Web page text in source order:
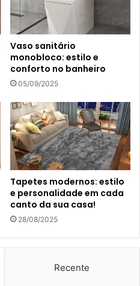
Vaso sanitário
monobloco: estilo e
conforto no banheiro
05/09/2025
Tapetes modernos: estilo
e personalidade em cada
canto da sua casa!
28/08/2025
Recente